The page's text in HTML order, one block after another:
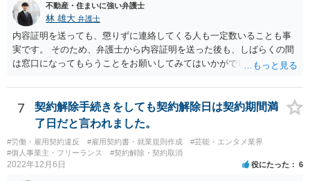
そのような開発は理論的に不可能（例えば、タイムマシンを作るとい
う契約等）であれば、契約自体が無効になる可能性があります。 いず
れの場合であっても、結局は、上記の「物理的にできない」部分を除
いた部分は開発完了しているということですから、その部分に相当す
る請負代金は請求できる可能性があります。 ただし、当該開発完了部
以上で、より個別的なお話は、詳しい契約内容や開発内容を知る必要
がありますので、正式に弁護士に相談することも検討された方がよい
と思います。
不動産・住まいに強い弁護士
林 雄大 弁護士
内容証明を送っても、懲りずに連絡してくる人も一定数いることも事
実です。 そのため、弁護士から内容証明を送った後も、しばらくの間
は窓口になってもらうことをお願いしてみてはいかがでしょうか。 そ
口（弁護士に）言ってください」とだけお伝えし、それ以外には一切
応じないという姿勢をとることができるため、スタッフの方の負担軽
減を図れると思います。 大変な状況かと思いますが、ご参考になりま
7
契約解除手続きをしても契約解除日は契約期間満
了日だと言われました。
#労働・雇用契約違反 #雇用契約書・就業規則作成
#芸能・エンタメ業界
#個人事業主・フリーランス
#契約解除・契約取消
2022年12月6日 役にたった 6